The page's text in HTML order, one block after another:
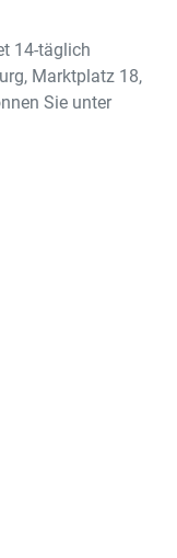
14-täglich
Marktplatz 18,
Sie unter